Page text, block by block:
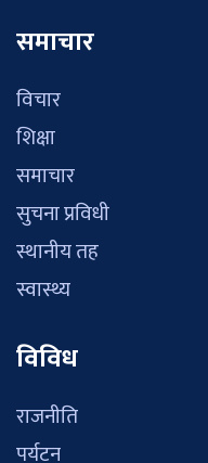
समाचार
विचार
शिक्षा
समाचार
सुचना प्रविधी
स्थानीय तह
स्वास्थ्य
विविध
राजनीति
पर्यटन